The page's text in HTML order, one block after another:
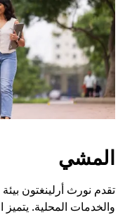
لإغلاق
التقويم.
المشي
تقدم نورث أرلينغتون
والخدمات المحلية.